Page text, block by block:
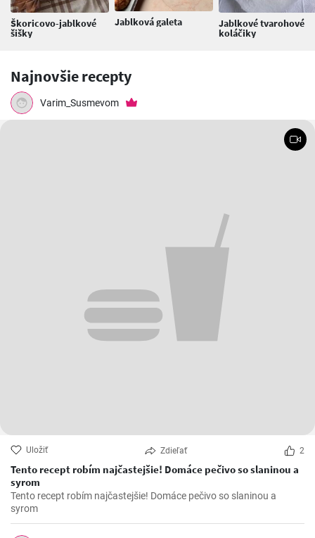
Škoricovo-jablkové
šišky
Jablková galeta Jablkové tvarohové
koláčiky
Najnovšie recepty
Varim_Susmevom
Uložiť Zdieľať 2
Tento recept robím najčastejšie! Domáce pečivo so slaninou a
syrom
Tento recept robím najčastejšie! Domáce pečivo so slaninou a
syrom